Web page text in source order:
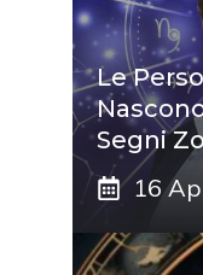
Le
Segni
16